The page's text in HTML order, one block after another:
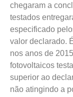
chegaram a
testados
especificado
valor declarado.
nos anos de
fotovoltaicos
superior ao
não atingindo a